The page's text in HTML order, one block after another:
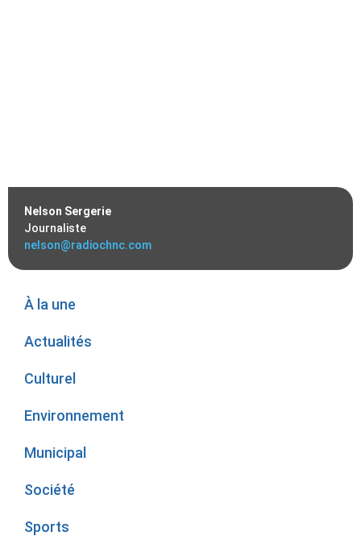
Nelson Sergerie
Journaliste
nelson@radiochnc.com
À la une
Actualités
Culturel
Environnement
Municipal
Société
Sports